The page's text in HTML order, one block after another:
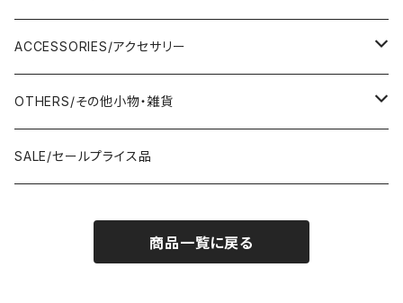
AMERICANA/アメリカーナ
Adonisis/アドニシス
amherst/アムハースト
FANTASTICDAYS/ファンタステックデイズ
ONE-PIECE/ワンピース
anana/アナナ
J.Sloane/ジェイスロアン
OUTER/アウター
anana/アナナ
mononogu/もののぐ
IMPORT/インポート
SHOULDER BAG/ショルダーバッグ
mononogu/もののぐ
IMPORT/インポート
TOTE BAG/トートバッグ
mononogu/もののぐ
OTHERS/その他
IMPORT/インポート
PUMPS/パンプス
コツコツ
IMPORT/インポート
SANDAL/サンダル
コツコツ
BOOTS/ブーツ
IMPORT/インポート
2STAR/ツースター
OTHERS/その他
ACCESSORIES/アクセサリー
EARRINGS/イヤリング
RING/指輪
NECKLACE/ネックレス
OTHERS/その他小物・雑貨
BELT/ベルト
WALLET/財布
SALE/セールプライス品
商品一覧に戻る